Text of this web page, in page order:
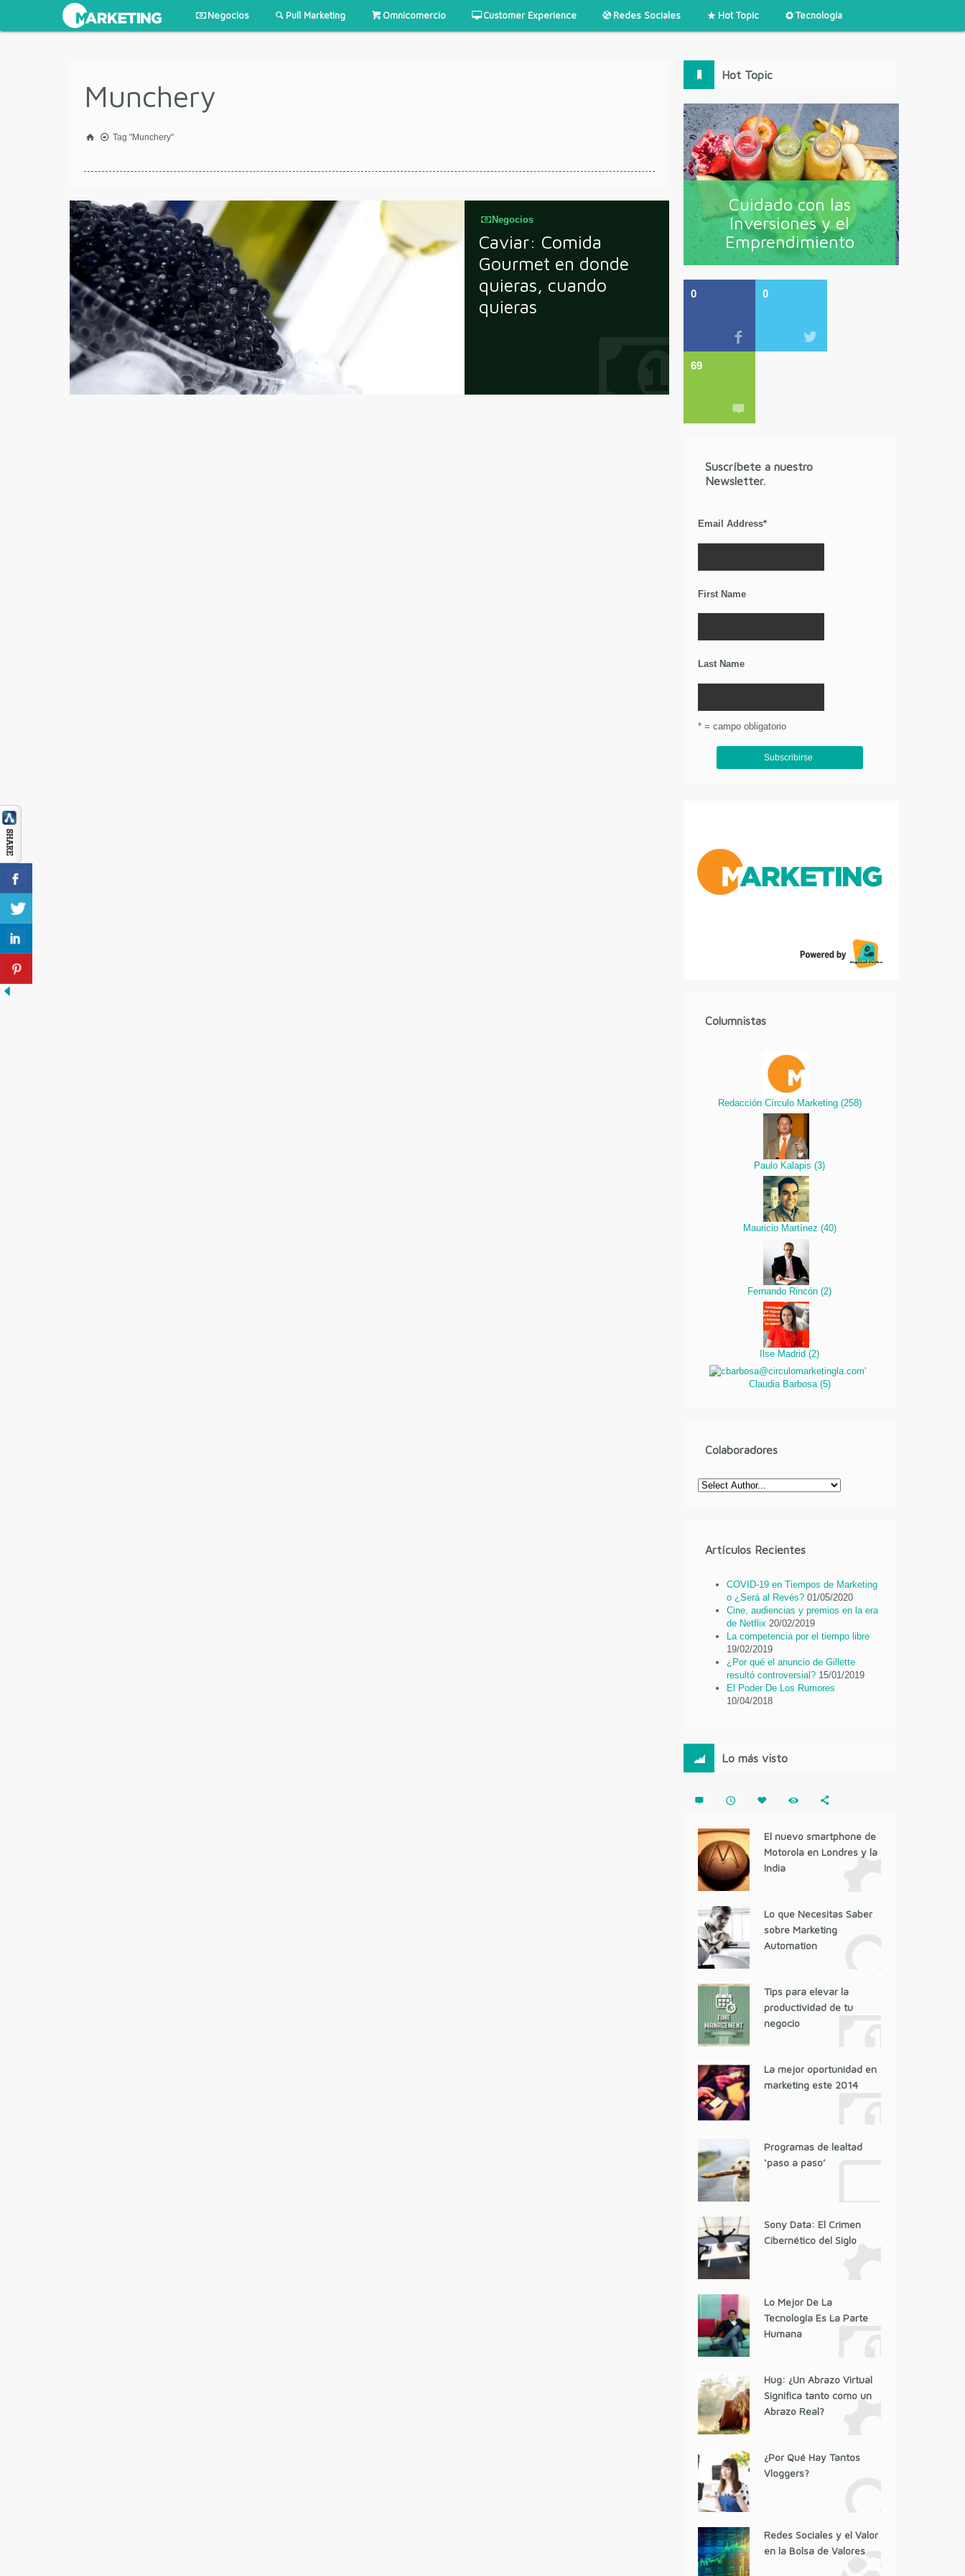
Negocios Pull Marketing Omnicomercio Customer Experience Redes Sociales Hot Topic Tecnología
Munchery
Tag "Munchery"
Negocios
Caviar: Comida
Gourmet en donde
quieras, cuando
quieras
Hot Topic
Cuidado con las
Inversiones y el
Emprendimiento
0 0
69
Suscríbete a nuestro
Newsletter.
Email Address*
First Name
Last Name
* = campo obligatorio
Columnistas
Redacción Círculo Marketing (258)
Paulo Kalapis(3)
Mauricio Martínez (40)
Fernando Rincón(2)
Ilse Madrid(2)
Claudia Barbosa (5)
Colaboradores
Artículos Recientes
COVID-19 en Tiempos de Marketing
o ¿Será al Revés? 01/05/2020
Cine, audiencias y premios en la era
de Netflix 20/02/2019
La competencia por el tiempo libre
19/02/2019
¿Por qué el anuncio de Gillette
resultó controversial? 15/01/2019
El Poder De Los Rumores
10/04/2018
Lo más visto
El nuevo smartphone de
Motorola en Londres y la
India
Lo que Necesitas Saber
sobre Marketing
Automation
Tips para elevar la
productividad de tu
negocio
La mejor oportunidad en
marketing este 2014
Programas de lealtad
‘paso a paso’
Sony Data: El Crimen
Cibernético del Siglo
Lo Mejor De La
Tecnología Es La Parte
Humana
Hug: ¿Un Abrazo Virtual
Significa tanto como un
Abrazo Real?
¿Por Qué Hay Tantos
Vloggers?
Redes Sociales y el Valor
en la Bolsa de Valores